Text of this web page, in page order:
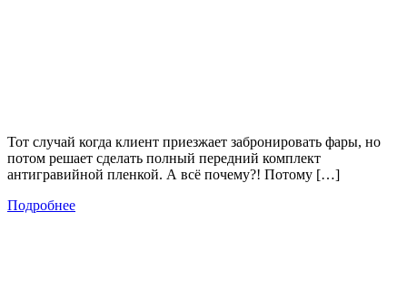
Тот случай когда клиент приезжает забронировать фары, но
потом решает сделать полный передний комплект
антигравийной пленкой. А всё почему?! Потому […]
Подробнее